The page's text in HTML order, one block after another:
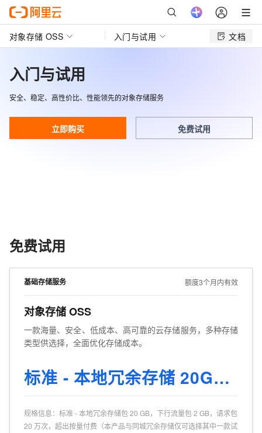
对象存储 OSS 入门与试用 文档
入门与试用
安全、稳定、高性价比、性能领先的对象存储服务
立即购买 免费试用
免费试用
基础存储服务 额度3个月内有效
对象存储 OSS
一款海量、安全、低成本、高可靠的云存储服务，多种存储
类型供选择，全面优化存储成本。
标准 - 本地冗余存储 20GB 3个月
规格信息： 标准 - 本地冗余存储包 20 GB，下行流量包 2 GB，请求包
20 万次，超出按量付费（本产品与同城冗余存储仅可选择其中一款试